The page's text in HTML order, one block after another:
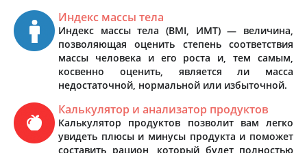
Индекс массы тела
Индекс массы тела (BMI, ИМТ) — величина,
позволяющая оценить степень соответствия
массы человека и его роста и, тем самым,
косвенно оценить, является ли масса
недостаточной, нормальной или избыточной.
Калькулятор и анализатор продуктов
Калькулятор продуктов позволит вам легко
увидеть плюсы и минусы продукта и поможет
составить рацион, который будет полностью